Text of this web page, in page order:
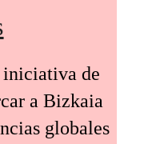
iniciativa de
a Bizkaia
globales